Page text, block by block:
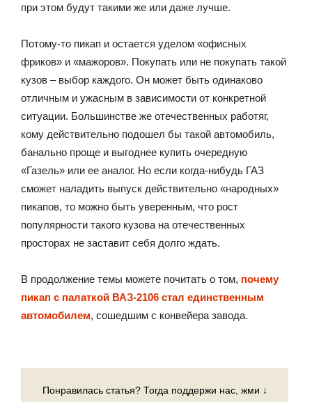
при этом будут такими же или даже лучше.
Потому-то пикап и остается уделом «офисных
фриков» и «мажоров». Покупать или не покупать такой
кузов – выбор каждого. Он может быть одинаково
отличным и ужасным в зависимости от конкретной
ситуации. Большинстве же отечественных работяг,
кому действительно подошел бы такой автомобиль,
банально проще и выгоднее купить очередную
«Газель» или ее аналог. Но если когда-нибудь ГАЗ
сможет наладить выпуск действительно «народных»
пикапов, то можно быть уверенным, что рост
популярности такого кузова на отечественных
просторах не заставит себя долго ждать.
В продолжение темы можете почитать о том, почему
пикап с палаткой ВАЗ-2106 стал единственным
автомобилем, сошедшим с конвейера завода.
Понравилась статья? Тогда поддержи нас, жми ↓